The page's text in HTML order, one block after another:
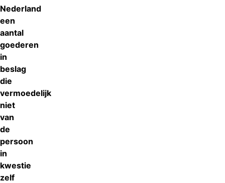
Nederland
een
aantal
goederen
in
beslag
die
vermoedelijk
niet
van
de
persoon
in
kwestie
zelf